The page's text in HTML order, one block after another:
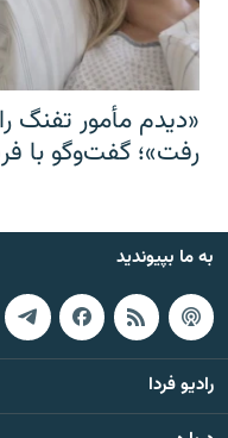
«دیدم مأمور تفنگ
رفت»؛ گفت‌و‌گو با
به ما بپیوندید
رادیو فردا